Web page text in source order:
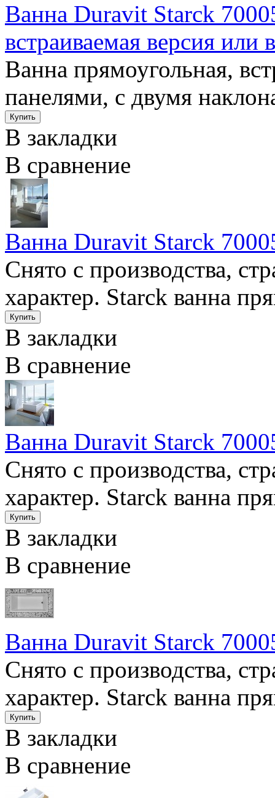
Ванна Duravit Starck
встраиваемая версия или
Ванна прямоугольная,
панелями, с двумя
В закладки
В сравнение
Ванна Duravit Starck
Снято с производства,
характер. Starck ванна
В закладки
В сравнение
Ванна Duravit Starck
Снято с производства,
характер. Starck ванна
В закладки
В сравнение
Ванна Duravit Starck
Снято с производства,
характер. Starck ванна
В закладки
В сравнение